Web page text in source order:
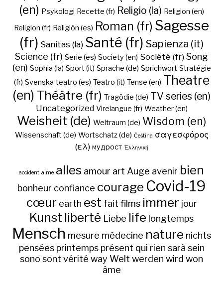
(en) Psykologi Recette (fr) Religio (la) Religion (en)
Religion (fr) Religión (es) Roman (fr) Sagesse
(fr) Sanitas (la) Santé (fr) Sapienza (it)
Science (fr) Serie (es) Society (en) Société (fr) Song
(en) Sophia (la) Sport (it) Sprache (de) Sprichwort Stratégie
(fr) Svenska teatro (es) Teatro (it) Tense (en) Theatre
(en) Théâtre (fr) Tragödie (de) TV series (en)
Uncategorized Virelangue (fr) Weather (en)
Weisheit (de) Weltraum (de) Wisdom (en)
Wissenschaft (de) Wortschatz (de) Čeština σαγεσφόρος
(ελ) мудрост Ἑλληνική
accident aime alles amour art Auge avenir bien
bonheur confiance courage Covid-19
cœur earth est fait films immer jour
Kunst liberté Liebe life longtemps
Mensch mesure médecine nature nichts
pensées printemps présent qui rien sarà sein
sono sont vérité way Welt werden wird won
âme